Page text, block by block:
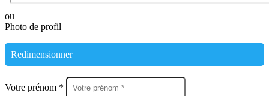
ou
Photo de profil
Redimensionner
Votre prénom *